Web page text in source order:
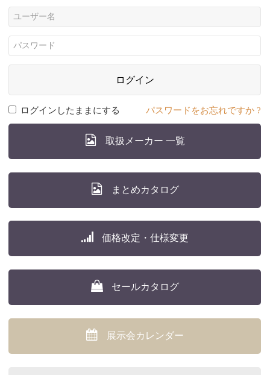
ログイン
ログインしたままにする パスワードをお忘れですか ?
取扱メーカー 一覧
まとめカタログ
価格改定・仕様変更
セールカタログ
展示会カレンダー